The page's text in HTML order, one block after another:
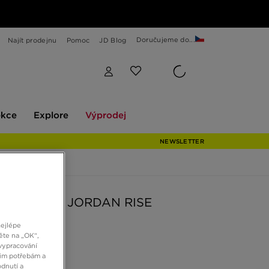
Najít prodejnu Pomoc JD Blog Doručujeme do...
Explore Výprodej
NEWSLETTER
ČEPICE JORDAN RISE
na „OK“,
potřebám a
a